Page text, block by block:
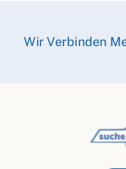
Wir Verbinden